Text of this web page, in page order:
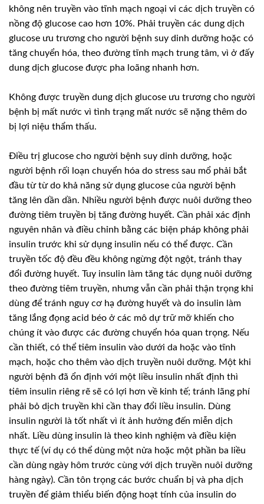
không nên truyền vào tĩnh mạch ngoại vi các dịch truyền có
nồng độ glucose cao hơn 10%. Phải truyền các dung dịch
glucose ưu trương cho người bệnh suy dinh dưỡng hoặc có
tăng chuyển hóa, theo đường tĩnh mạch trung tâm, vì ở đấy
dung dịch glucose được pha loãng nhanh hơn.
Không được truyền dung dịch glucose ưu trương cho người
bệnh bị mất nước vì tình trạng mất nước sẽ nặng thêm do
bị lợi niệu thẩm thấu.
Điều trị glucose cho người bệnh suy dinh dưỡng, hoặc
người bệnh rối loạn chuyển hóa do stress sau mổ phải bắt
đầu từ từ do khả năng sử dụng glucose của người bệnh
tăng lên dần dần. Nhiều người bệnh được nuôi dưỡng theo
đường tiêm truyền bị tăng đường huyết. Cần phải xác định
nguyên nhân và điều chỉnh bằng các biện pháp không phải
insulin trước khi sử dụng insulin nếu có thể được. Cần
truyền tốc độ đều đều không ngừng đột ngột, tránh thay
đổi đường huyết. Tuy insulin làm tăng tác dụng nuôi dưỡng
theo đường tiêm truyền, nhưng vẫn cần phải thận trọng khi
dùng để tránh nguy cơ hạ đường huyết và do insulin làm
tăng lắng đọng acid béo ở các mô dự trữ mỡ khiến cho
chúng ít vào được các đường chuyển hóa quan trọng. Nếu
cần thiết, có thể tiêm insulin vào dưới da hoặc vào tĩnh
mạch, hoặc cho thêm vào dịch truyền nuôi dưỡng. Một khi
người bệnh đã ổn định với một liều insulin nhất định thì
tiêm insulin riêng rẽ sẽ có lợi hơn về kinh tế; tránh lãng phí
phải bỏ dịch truyền khi cần thay đổi liều insulin. Dùng
insulin người là tốt nhất vì ít ảnh hưởng đến miễn dịch
nhất. Liều dùng insulin là theo kinh nghiệm và điều kiện
thực tế (ví dụ có thể dùng một nửa hoặc một phần ba liều
cần dùng ngày hôm trước cùng với dịch truyền nuôi dưỡng
hàng ngày). Cần tôn trọng các bước chuẩn bị và pha dịch
truyền để giảm thiểu biến động hoạt tính của insulin do